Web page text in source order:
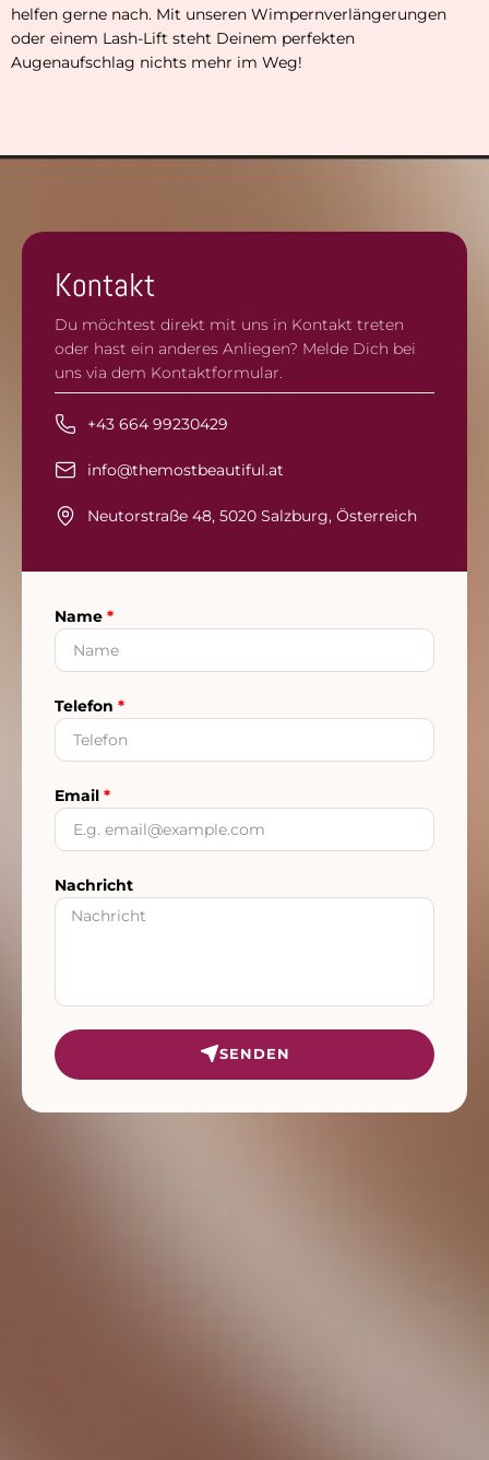
helfen gerne nach. Mit unseren Wimpernverlängerungen
oder einem Lash-Lift steht Deinem perfekten
Augenaufschlag nichts mehr im Weg!
Kontakt
Du möchtest direkt mit uns in Kontakt treten
oder hast ein anderes Anliegen? Melde Dich bei
uns via dem Kontaktformular.
+43 664 99230429
info@themostbeautiful.at
Neutorstraße 48, 5020 Salzburg, Österreich
Name *
Telefon *
Email *
Nachricht
SENDEN